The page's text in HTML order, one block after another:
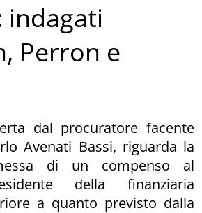
indagati
Perron e
dal procuratore facente
Avenati Bassi, riguarda la
di un compenso al
della finanziaria
a quanto previsto dalla